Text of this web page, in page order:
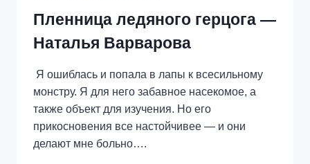
Пленница ледяного герцога —
Наталья Варварова
Я ошиблась и попала в лапы к всесильному
монстру. Я для него забавное насекомое, а
также объект для изучения. Но его
прикосновения все настойчивее — и они
делают мне больно….